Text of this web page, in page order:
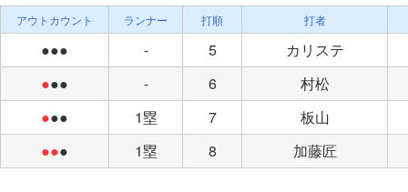
アウトカウント ランナー 打順 打者
●●● - 5
カリステ
●●● - 6
村松
●●● 1塁 7
板山
●●● 1塁 8 加藤匠